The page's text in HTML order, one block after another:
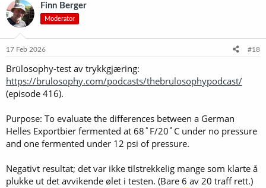
Finn Berger
Moderator
17 Feb 2026 #18
Brülosophy-test av trykkgjæring:
https://brulosophy.com/podcasts/thebrulosophypodcast/
(episode 416).
Purpose: To evaluate the differences between a German
Helles Exportbier fermented at 68˚F/20˚C under no pressure
and one fermented under 12 psi of pressure.
Negativt resultat; det var ikke tilstrekkelig mange som klarte å
plukke ut det avvikende ølet i testen. (Bare 6 av 20 traff rett.)